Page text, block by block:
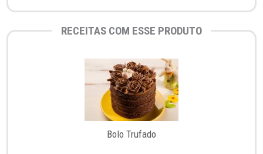
RECEITAS COM ESSE PRODUTO
Bolo Trufado